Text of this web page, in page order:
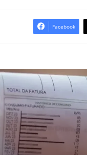
Facebook